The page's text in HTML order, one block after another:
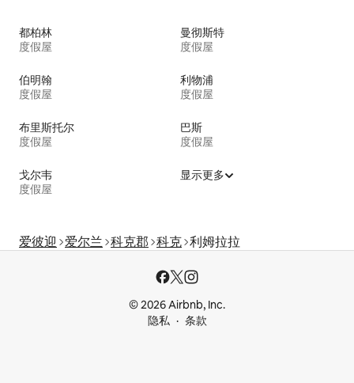
都柏林
度假屋
曼彻斯特
度假屋
伯明翰
度假屋
利物浦
度假屋
布里斯托尔
度假屋
巴斯
度假屋
戈尔韦
度假屋
显示更多
爱彼迎 爱尔兰 科克郡 科克 利姆拉拉
© 2026 Airbnb, Inc.
隐私
条款